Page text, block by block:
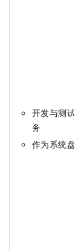
开发与测试业
务
作为系统盘